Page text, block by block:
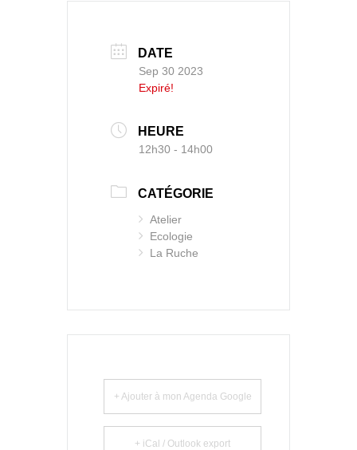
DATE
Sep 30 2023
Expiré!
HEURE
12h30 - 14h00
CATÉGORIE
Atelier
Ecologie
La Ruche
+ Ajouter à mon Agenda Google
+ iCal / Outlook export